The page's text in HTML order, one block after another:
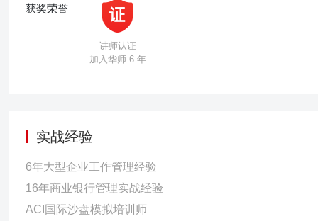
获奖荣誉
讲师认证
加入华师 6 年
实战经验
6年大型企业工作管理经验
16年商业银行管理实战经验
ACI国际沙盘模拟培训师